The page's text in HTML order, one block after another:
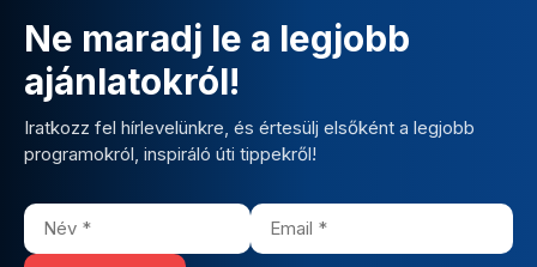
Ne maradj le a legjobb
ajánlatokról!
Iratkozz fel hírlevelünkre, és értesülj elsőként a legjobb
programokról, inspiráló úti tippekről!